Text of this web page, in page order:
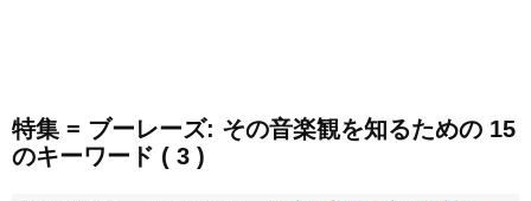
特集 = ブーレーズ: その音楽観を知るための 15
のキーワード ( 3 )